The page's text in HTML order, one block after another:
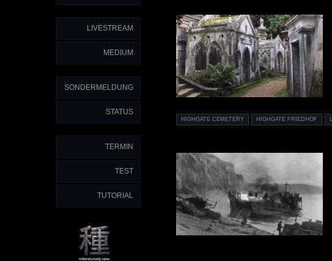
LIVESTREAM
MEDIUM
SONDERMELDUNG
STATUS
TERMIN
TEST
TUTORIAL
HIGHGATE CEMETERY HIGHGATE FRIEDHOF